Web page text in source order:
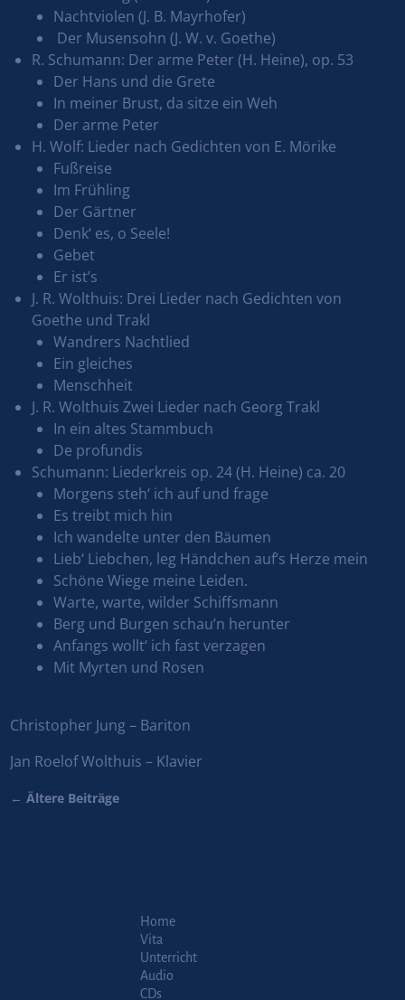
Nachtviolen (J. B. Mayrhofer)
Der Musensohn (J. W. v. Goethe)
R. Schumann: Der arme Peter (H. Heine), op. 53
Der Hans und die Grete
In meiner Brust, da sitze ein Weh
Der arme Peter
H. Wolf: Lieder nach Gedichten von E. Mörike
Fußreise
Im Frühling
Der Gärtner
Denk‘ es, o Seele!
Gebet
Er ist’s
J. R. Wolthuis: Drei Lieder nach Gedichten von
Goethe und Trakl
Wandrers Nachtlied
Ein gleiches
Menschheit
J. R. Wolthuis Zwei Lieder nach Georg Trakl
In ein altes Stammbuch
De profundis
Schumann: Liederkreis op. 24 (H. Heine) ca. 20
Morgens steh‘ ich auf und frage
Es treibt mich hin
Ich wandelte unter den Bäumen
Lieb‘ Liebchen, leg Händchen auf‘s Herze mein
Schöne Wiege meine Leiden.
Warte, warte, wilder Schiffsmann
Berg und Burgen schau’n herunter
Anfangs wollt‘ ich fast verzagen
Mit Myrten und Rosen
Christopher Jung – Bariton
Jan Roelof Wolthuis – Klavier
← Ältere Beiträge
Home
Vita
Unterricht
Audio
CDs